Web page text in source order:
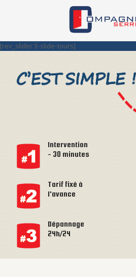
[rev_slider 3-slide-tours]
Intervention
- 30 minutes
Tarif fixé à
l'avance
Dépannage
24h/24